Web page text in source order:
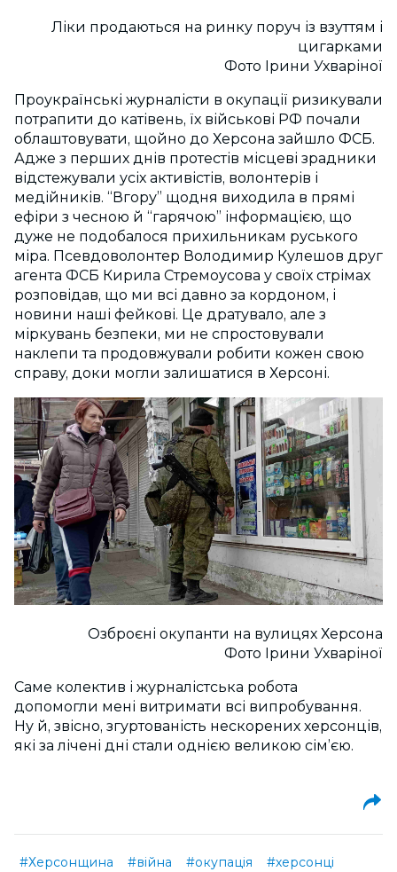
Ліки продаються на ринку поруч із взуттям і
цигарками
Фото Ірини Ухваріної
Проукраїнські журналісти в окупації ризикували
потрапити до катівень, їх військові РФ почали
облаштовувати, щойно до Херсона зайшло ФСБ.
Адже з перших днів протестів місцеві зрадники
відстежували усіх активістів, волонтерів і
медійників. “Вгору” щодня виходила в прямі
ефіри з чесною й “гарячою” інформацією, що
дуже не подобалося прихильникам руського
міра. Псевдоволонтер Володимир Кулешов друг
агента ФСБ Кирила Стремоусова у своїх стрімах
розповідав, що ми всі давно за кордоном, і
новини наші фейкові. Це дратувало, але з
міркувань безпеки, ми не спростовували
наклепи та продовжували робити кожен свою
справу, доки могли залишатися в Херсоні.
Озброєні окупанти на вулицях Херсона
Фото Ірини Ухваріної
Саме колектив і журналістська робота
допомогли мені витримати всі випробування.
Ну й, звісно, згуртованість нескорених херсонців,
які за лічені дні стали однією великою сім’єю.
#Херсонщина #війна #окупація
#херсонці